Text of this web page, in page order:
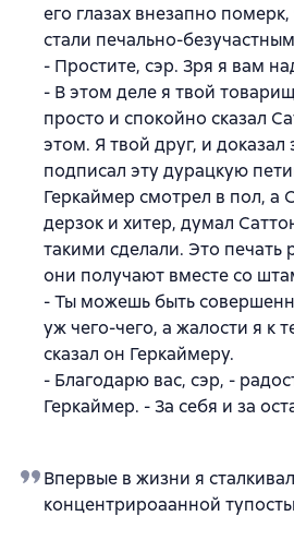
его глазах внезапно
стали печально-
- Простите, сэр. Зря я вам
- В этом деле я твой
просто и спокойно сказал
этом. Я твой друг, и доказал
подписал эту дурацкую
Геркаймер смотрел в пол, а
дерзок и хитер, думал
такими сделали. Это печать
они получают вместе со
- Ты можешь быть
уж чего-чего, а жалости я к
сказал он Геркаймеру.
- Благодарю вас, сэр, -
Геркаймер. - За себя и за
Впервые в жизни я
концентрироаанной